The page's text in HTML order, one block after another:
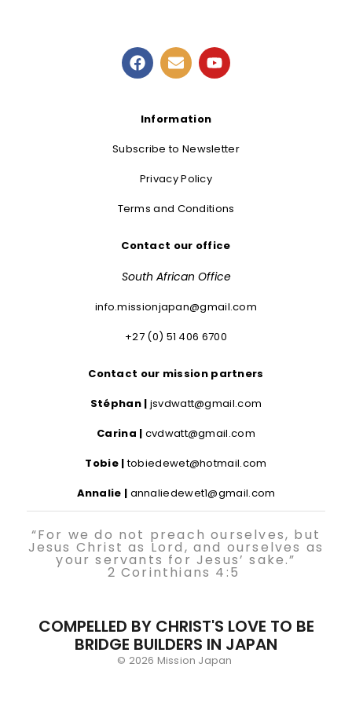
Information
Subscribe to Newsletter
Privacy Policy
Terms and Conditions
Contact our office
South African Office
info.missionjapan@gmail.com
+27 (0) 51 406 6700
Contact our mission partners
Stéphan | jsvdwatt@gmail.com
Carina | cvdwatt@gmail.com
Tobie |tobiedewet@hotmail.com
Annalie | annaliedewet1@gmail.com
“For we do not preach ourselves, but
Jesus Christ as Lord, and ourselves as
your servants for Jesus’ sake.”
2 Corinthians 4:5
COMPELLED BY CHRIST'S LOVE TO BE
BRIDGE BUILDERS IN JAPAN
© 2026 Mission Japan